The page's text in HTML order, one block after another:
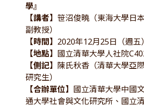
學』
【講者】笹沼俊曉（東海大學日
副教授）
【時間】 2020年12月25日（週五
【地點】 國立清華大學人社院
【側記】 陳氏秋香（清華大學亞
研究生）
【合辦單位】 國立清華大學中國
通大學社會與文化研究所、國立